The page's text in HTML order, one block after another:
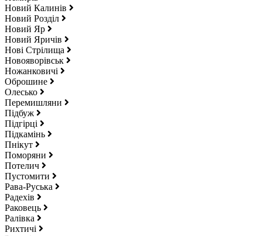
Новий Калинів
Новий Розділ
Новий Яр
Новий Яричів
Нові Стрілища
Новояворівськ
Ножанковичі
Оброшине
Олесько
Перемишляни
Підбуж
Підгірці
Підкамінь
Пнікут
Поморяни
Потелич
Пустомити
Рава-Руська
Радехів
Раковець
Ралівка
Рихтичі